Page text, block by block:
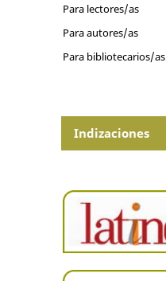
Para lectores/as
Para autores/as
Para bibliotecarios/as
Indizaciones